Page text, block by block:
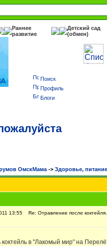
Раннее
развитие
Детский сад
(обмен)
Поиск
Профиль
Блоги
ОмскМама -> Здоровье,
13:55 Re: Отравление после коктейля...
коктейль в "Лакомый мир" на